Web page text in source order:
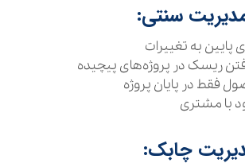
سنتی:
پایین به تغییرات
رفتن ریسک در پروژه‌های پیچیده
فقط در پایان پروژه
با مشتری
چابک: